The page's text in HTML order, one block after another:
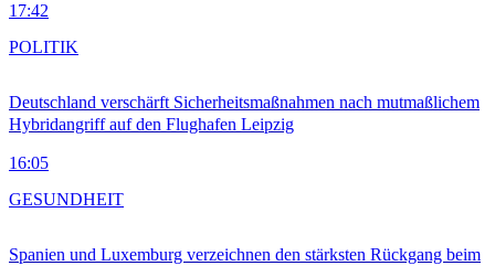
17:42
Deutschland verschärft Sicherheitsmaßnahmen nach mutmaßlichem
Hybridangriff auf den Flughafen Leipzig
16:05
POLITIK
Spanien und Luxemburg verzeichnen den stärksten Rückgang beim
GESUNDHEIT